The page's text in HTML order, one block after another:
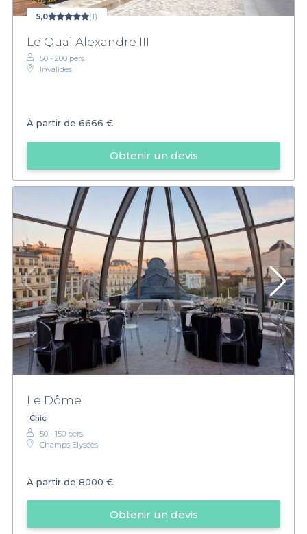
5,0 (1)
Le Quai Alexandre III
50 - 200 pers.
Invalides
À partir de 6666 €
Obtenir un devis
Le Dôme
Chic
50 - 150 pers.
Champs Elysées
À partir de 8000 €
Obtenir un devis